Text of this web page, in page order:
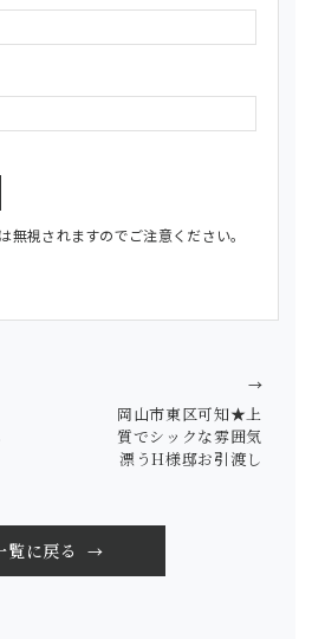
無視されますのでご注意ください。
覧に戻る
岡山市東区可知★上
質でシックな雰囲気
漂うH様邸お引渡し
→